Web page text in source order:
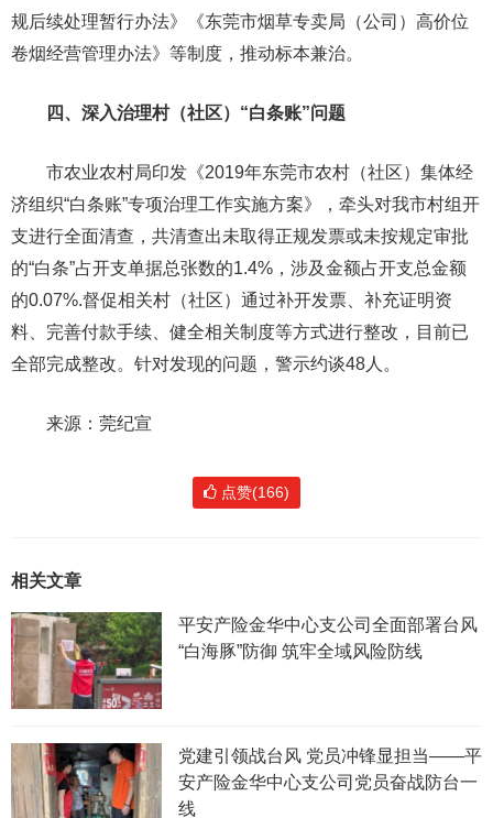
规后续处理暂行办法》《东莞市烟草专卖局（公司）高价位
卷烟经营管理办法》等制度，推动标本兼治。
四、深入治理村（社区）“白条账”问题
市农业农村局印发《2019年东莞市农村（社区）集体经
济组织“白条账”专项治理工作实施方案》，牵头对我市村组开
支进行全面清查，共清查出未取得正规发票或未按规定审批
的“白条”占开支单据总张数的1.4%，涉及金额占开支总金额
的0.07%.督促相关村（社区）通过补开发票、补充证明资
料、完善付款手续、健全相关制度等方式进行整改，目前已
全部完成整改。针对发现的问题，警示约谈48人。
来源：莞纪宣
点赞(166)
相关文章
平安产险金华中心支公司全面部署台风
“白海豚”防御 筑牢全域风险防线
党建引领战台风 党员冲锋显担当——平
安产险金华中心支公司党员奋战防台一
线